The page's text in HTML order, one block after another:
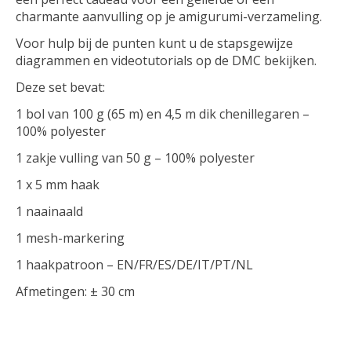
charmante aanvulling op je amigurumi-verzameling.
Voor hulp bij de punten kunt u de stapsgewijze
diagrammen en videotutorials op de DMC bekijken.
Deze set bevat:
1 bol van 100 g (65 m) en 4,5 m dik chenillegaren –
100% polyester
1 zakje vulling van 50 g – 100% polyester
1 x 5 mm haak
1 naainaald
1 mesh-markering
1 haakpatroon – EN/FR/ES/DE/IT/PT/NL
Afmetingen: ± 30 cm